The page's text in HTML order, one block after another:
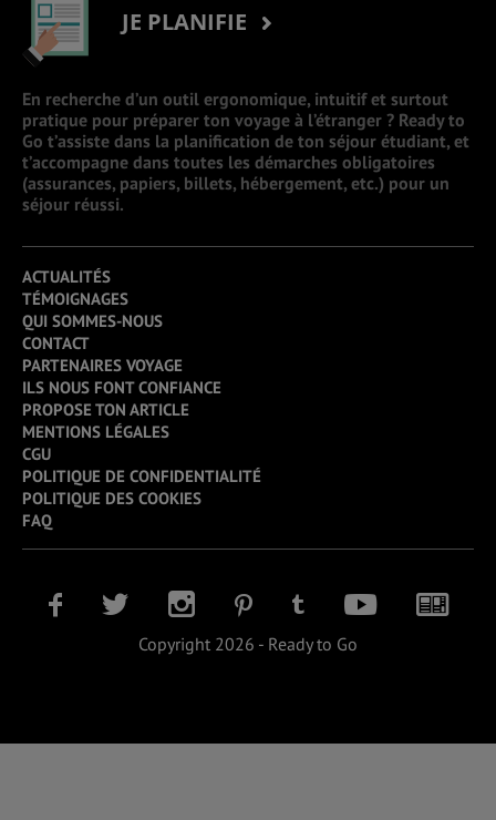
JE PLANIFIE
En recherche d’un outil ergonomique, intuitif et surtout
pratique pour préparer ton voyage à l’étranger ? Ready to
Go t’assiste dans la planification de ton séjour étudiant, et
t’accompagne dans toutes les démarches obligatoires
(assurances, papiers, billets, hébergement, etc.) pour un
séjour réussi.
ACTUALITÉS
TÉMOIGNAGES
QUI SOMMES-NOUS
CONTACT
PARTENAIRES VOYAGE
ILS NOUS FONT CONFIANCE
PROPOSE TON ARTICLE
MENTIONS LÉGALES
CGU
POLITIQUE DE CONFIDENTIALITÉ
POLITIQUE DES COOKIES
FAQ
Copyright 2026 - Ready to Go